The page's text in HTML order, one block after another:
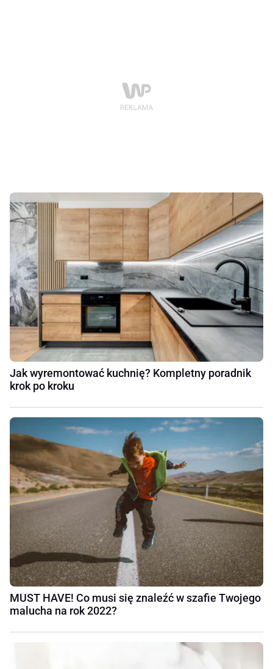
Jak wyremontować kuchnię? Kompletny poradnik
krok po kroku
MUST HAVE! Co musi się znaleźć w szafie Twojego
malucha na rok 2022?